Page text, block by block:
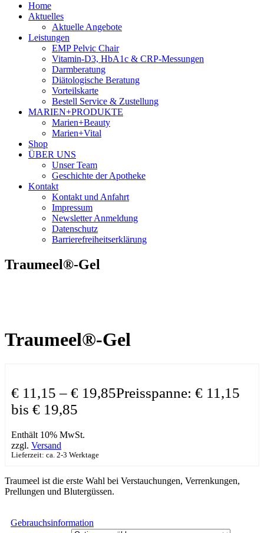
Home
Aktuelles
Aktuelle Angebote
Leistungen
EMP Pelvic Chair
Vitamin-D3, HbA1c & CRP-Messungen
Darmberatung
Diätologische Beratung
Vorteilskarte
Bestell Service & Zustellung
MARIEN+PRODUKTE
Marien+Beauty
Marien+Vital
Shop
ÜBER UNS
Unser Team
Geschichte der Apotheke
Kontakt
Kontakt und Anfahrt
Impressum
Newsletter Anmeldung
Datenschutz
Barrierefreiheitserklärung
Traumeel®-Gel
Traumeel®-Gel
€ 11,15 – € 19,85Preisspanne: € 11,15
bis € 19,85
Enthält 10% MwSt.
zzgl. Versand
Lieferzeit: ca. 2-3 Werktage
Traumeel ist die erste Wahl bei Verstauchungen, Verrenkungen,
Prellungen und Blutergüssen.
Gebrauchsinformation